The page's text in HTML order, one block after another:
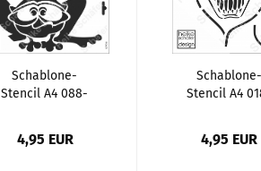
Schablone-
Stencil A4 088-
4,95 EUR
Schablone-
Stencil A4
4,95 EUR